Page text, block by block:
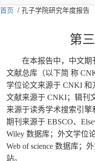
首页 / 孔子学院研究年度报告
第三节
在本报告中，中文期
文献总库（以下简 称
学位论文来源于 CNKI
文献来源于 CNKI；辑刊
来源于读秀学术搜索引
期刊来源于 EBSCO、
Wiley 数据库；外文学位
Web of science 数据库；
站。